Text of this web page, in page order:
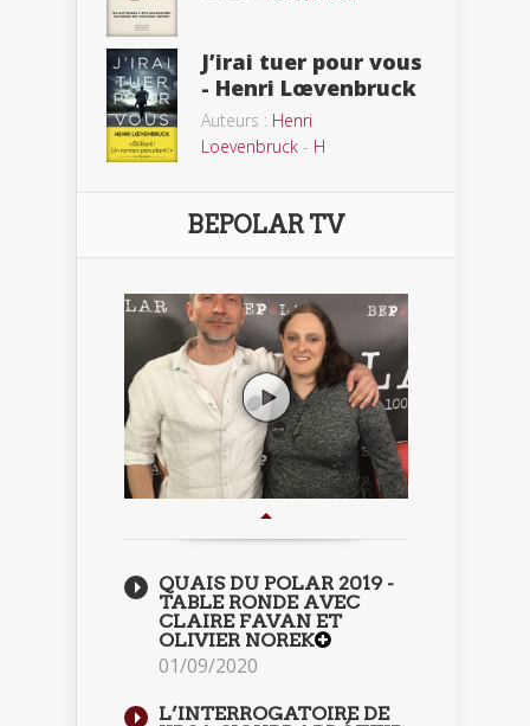
J’irai tuer pour vous
- Henri Lœvenbruck
Auteurs : Henri
Loevenbruck - H
BEPOLAR TV
QUAIS DU POLAR 2019 -
TABLE RONDE AVEC
CLAIRE FAVAN ET
OLIVIER NOREK
01/09/2020
L’INTERROGATOIRE DE